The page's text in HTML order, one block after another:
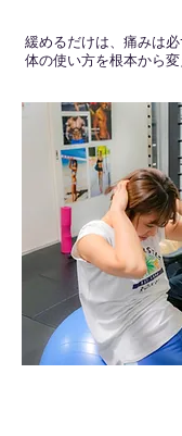
緩めるだけは、痛みは必
体の使い方を根本から変